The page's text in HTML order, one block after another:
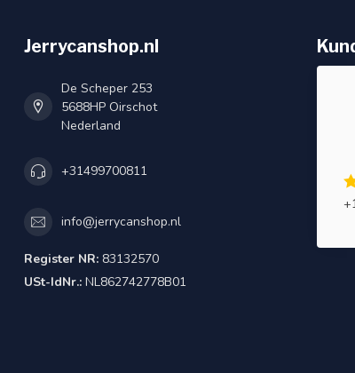
Jerrycanshop.nl
De Scheper 253
5688HP Oirschot
Nederland
+31499700811
info@jerrycanshop.nl
Register NR: 83132570
USt-IdNr.: NL862742778B01